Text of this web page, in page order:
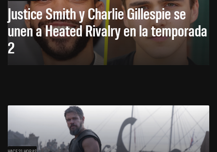
Justice Smith y Charlie Gillespie se
unen a Heated Rivalry en la temporada
2